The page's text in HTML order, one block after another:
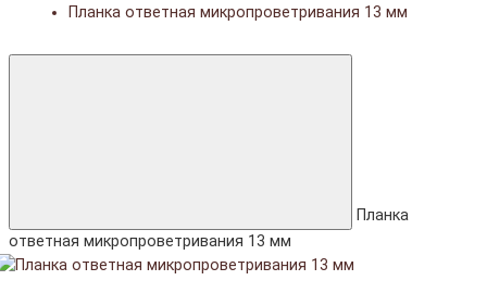
Планка ответная микропроветривания 13 мм
Планка
ответная микропроветривания 13 мм